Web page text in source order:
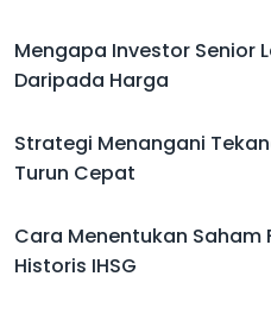
Mengapa Investor Senior
Daripada Harga
Strategi Menangani
Turun Cepat
Cara Menentukan Saham
Historis IHSG